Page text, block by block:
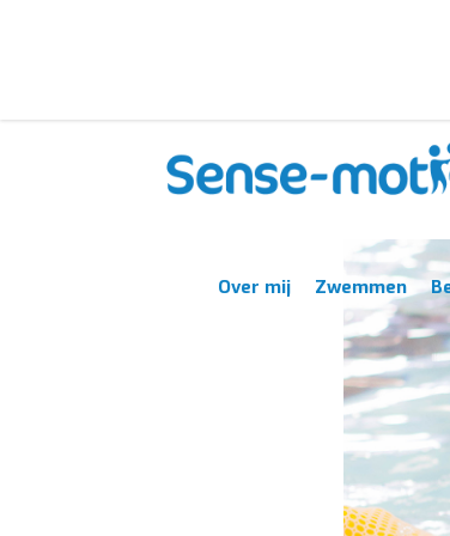
Over mij Zwemmen